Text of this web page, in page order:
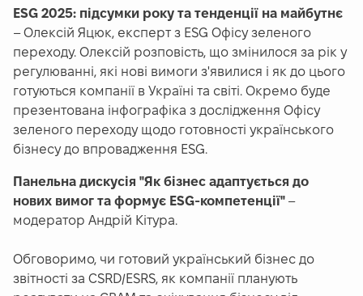
ESG 2025: підсумки року та тенденції на майбутнє
– Олексій Яцюк, експерт з ESG Офісу зеленого
переходу. Олексій розповість, що змінилося за рік у
регулюванні, які нові вимоги з'явилися і як до цього
готуються компанії в Україні та світі. Окремо буде
презентована інфографіка з дослідження Офісу
зеленого переходу щодо готовності українського
бізнесу до впровадження ESG.
Панельна дискусія "Як бізнес адаптується до
нових вимог та формує ESG-компетенції" –
модератор Андрій Кітура.
Обговоримо, чи готовий український бізнес до
звітності за CSRD/ESRS, як компанії планують